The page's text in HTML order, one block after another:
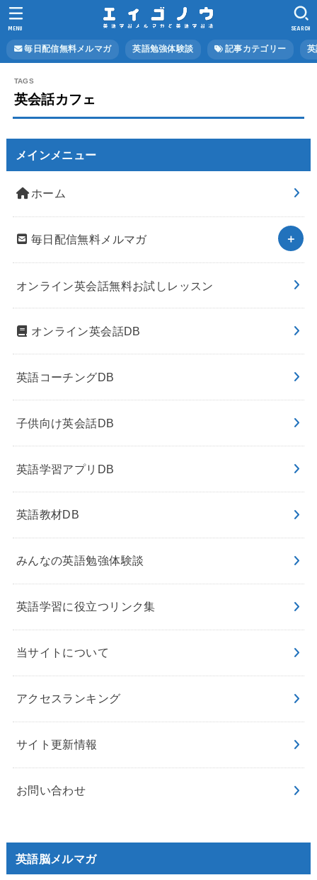
毎日配信無料メルマガ 英語勉強体験談 記事カテゴリー
SEARCH
MENU
英会話カフェ
メインメニュー
ホーム
毎日配信無料メルマガ
オンライン英会話無料お試しレッスン
オンライン英会話DB
英語コーチングDB
子供向け英会話DB
英語学習アプリDB
英語教材DB
みんなの英語勉強体験談
英語学習に役立つリンク集
当サイトについて
アクセスランキング
サイト更新情報
お問い合わせ
英語脳メルマガ